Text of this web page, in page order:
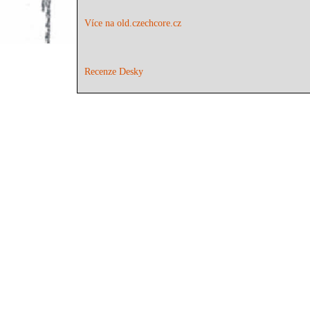
Více na old.czechcore.cz
Recenze Desky